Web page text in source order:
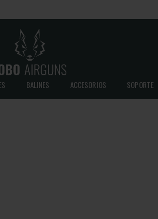
BALINES ACCESORIOS SOPORTE